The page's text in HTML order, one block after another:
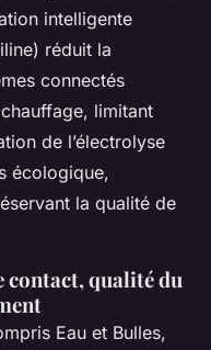
intelligente
réduit la
connectés
limitant
de l’électrolyse
écologique,
la qualité de
contact, qualité du
Eau et Bulles,